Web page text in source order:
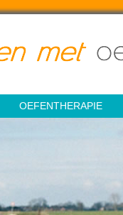
OEFENTHERAPIE